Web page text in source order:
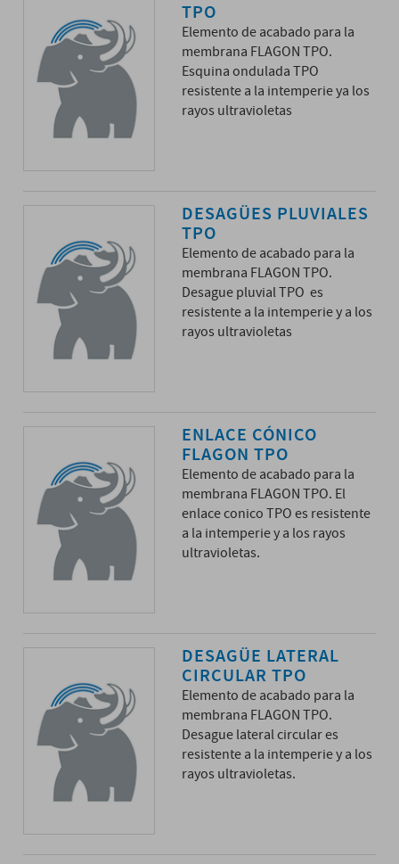
TPO
Elemento de acabado para la
membrana FLAGON TPO.
Esquina ondulada TPO
resistente a la intemperie ya los
rayos ultravioletas
DESAGÜES PLUVIALES
TPO
Elemento de acabado para la
membrana FLAGON TPO.
Desague pluvial TPO es
resistente a la intemperie y a los
rayos ultravioletas
ENLACE CÓNICO
FLAGON TPO
Elemento de acabado para la
membrana FLAGON TPO. El
enlace conico TPO es resistente
a la intemperie y a los rayos
ultravioletas.
DESAGÜE LATERAL
CIRCULAR TPO
Elemento de acabado para la
membrana FLAGON TPO.
Desague lateral circular es
resistente a la intemperie y a los
rayos ultravioletas.